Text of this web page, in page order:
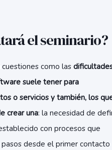
el seminario?
como las
suele tener para
o servicios y también, los
crear una: la necesidad de
con procesos que
desde el primer contacto